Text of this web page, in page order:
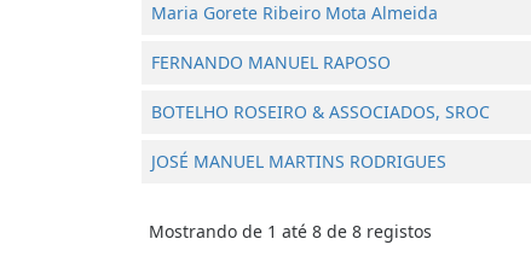
Maria Gorete Ribeiro Mota Almeida
FERNANDO MANUEL RAPOSO
BOTELHO ROSEIRO & ASSOCIADOS, SROC
JOSÉ MANUEL MARTINS RODRIGUES
Mostrando de 1 até 8 de 8 registos